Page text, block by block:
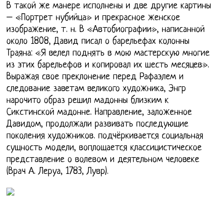
В такой же манере исполнены и две другие картины
– «Портрет нубийца» и прекрасное женское
изображение, т. н. В «Автобиографии», написанной
около 1808, Давид писал о барельефах колонны
Траяна: «Я велел поднять в мою мастерскую многие
из этих барельефов и копировал их шесть месяцев».
Выражая свое преклонение перед Рафаэлем и
следование заветам великого художника, Энгр
нарочито образ решил мадонны близким к
Сикстинской мадонне. Направление, заложенное
Давидом, продолжали развивать последующие
поколения художников. подчёркивается социальная
сущность модели, воплощается классицистическое
представление о волевом и деятельном человеке
(Врач А. Леруа, 1783, Лувр).